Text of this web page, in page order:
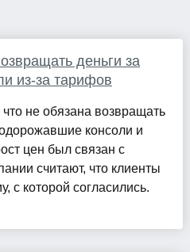
деньги за
из-за тарифов
не обязана возвращать
консоли и
цен был связан с
считают, что клиенты
с которой согласились.